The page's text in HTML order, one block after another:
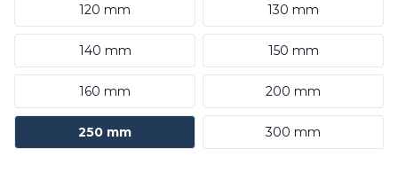
120 mm 130 mm
140 mm 150 mm
160 mm 200 mm
250 mm 300 mm